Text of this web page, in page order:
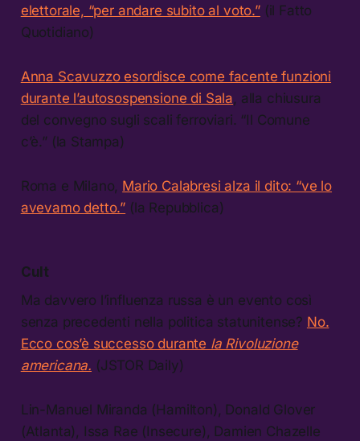
elettorale, “per andare subito al voto.”(il Fatto
Quotidiano)
Anna Scavuzzo esordisce come facente funzioni
durante l’autosospensione di Sala , alla chiusura
del convegno sugli scali ferroviari. “Il Comune
c’è.” (la Stampa)
Roma e Milano, Mario Calabresi alza il dito: “ve lo
avevamo detto.” (la Repubblica)
Cult
Ma davvero l’influenza russa è un evento così
senza precedenti nella politica statunitense? No.
Ecco cos’è successo durante la Rivoluzione
americana. (JSTOR Daily)
Lin-Manuel Miranda (Hamilton), Donald Glover
(Atlanta), Issa Rae (Insecure), Damien Chazelle